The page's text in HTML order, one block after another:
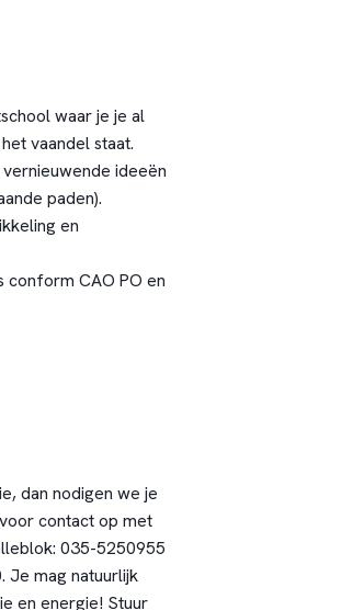
waar je je al
vaandel staat.
ideeën
paden).
en
conform CAO PO en
dan nodigen we je
contact op met
035-5250955
Je mag natuurlijk
en energie! Stuur